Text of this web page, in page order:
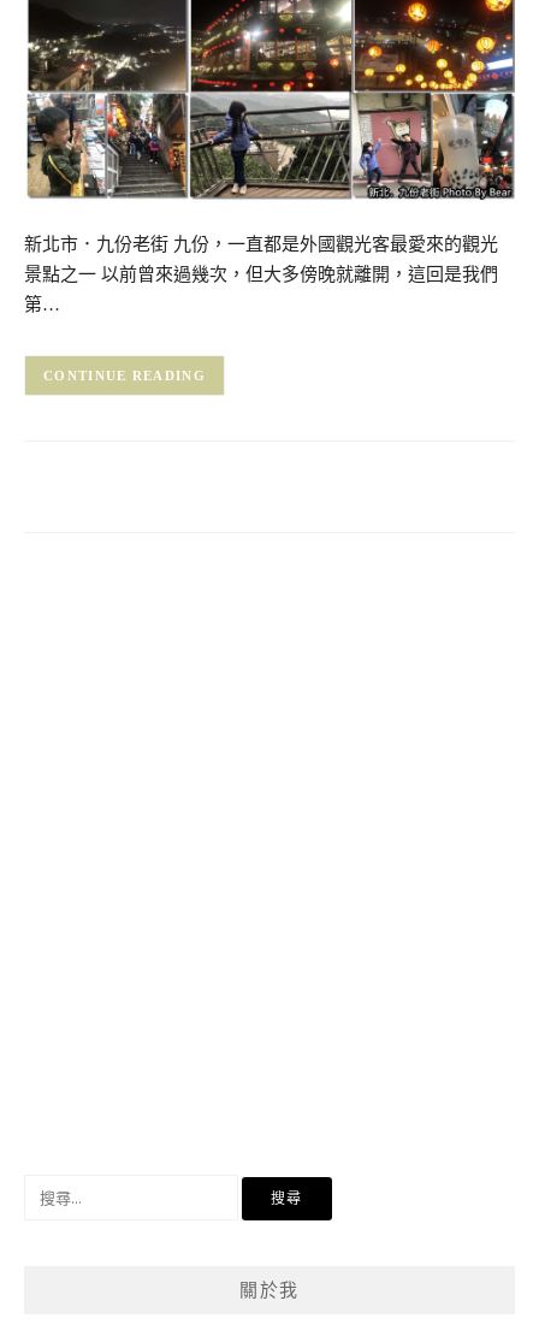
新北市．九份老街 九份，一直都是外國觀光客最愛來的觀光
景點之一 以前曾來過幾次，但大多傍晚就離開，這回是我們
第…
CONTINUE READING
關於我